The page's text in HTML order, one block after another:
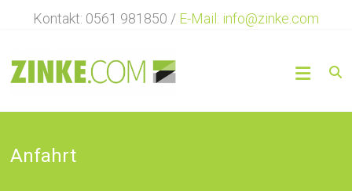
Kontakt: 0561 981850 / E-Mail: info@zinke.com
Werbetechnik
in
Anfahrt